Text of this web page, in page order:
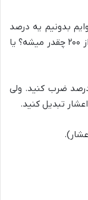
بدونیم یه درصد
مشخص از یه عدد چقدر میشه. مثلاً ۲۵ درصد از ۲۰۰ چقدر میشه؟ یا
درصد ضرب کنید. ولی
تبدیل کنید.